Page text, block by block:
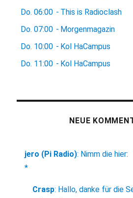
Do. 06:00 - This is Radioclash
Do. 07:00 - Morgenmagazin
Do. 10:00 - Kol HaCampus
Do. 11:00 - Kol HaCampus
NEUE
jero (Pi Radio): Nimm die hier:
*
Crasp: Hallo, danke für die